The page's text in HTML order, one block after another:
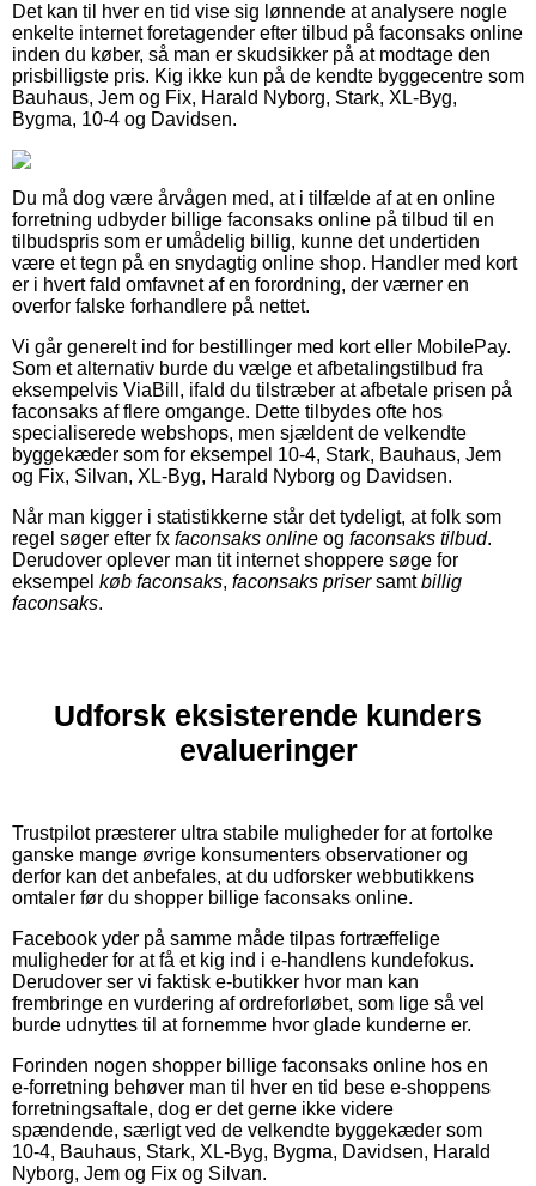
Det kan til hver en tid vise sig lønnende at analysere nogle
enkelte internet foretagender efter tilbud på faconsaks online
inden du køber, så man er skudsikker på at modtage den
prisbilligste pris. Kig ikke kun på de kendte byggecentre som
Bauhaus, Jem og Fix, Harald Nyborg, Stark, XL-Byg,
Bygma, 10-4 og Davidsen.
Du må dog være årvågen med, at i tilfælde af at en online
forretning udbyder billige faconsaks online på tilbud til en
tilbudspris som er umådelig billig, kunne det undertiden
være et tegn på en snydagtig online shop. Handler med kort
er i hvert fald omfavnet af en forordning, der værner en
overfor falske forhandlere på nettet.
Vi går generelt ind for bestillinger med kort eller MobilePay.
Som et alternativ burde du vælge et afbetalingstilbud fra
eksempelvis ViaBill, ifald du tilstræber at afbetale prisen på
faconsaks af flere omgange. Dette tilbydes ofte hos
specialiserede webshops, men sjældent de velkendte
byggekæder som for eksempel 10-4, Stark, Bauhaus, Jem
og Fix, Silvan, XL-Byg, Harald Nyborg og Davidsen.
Når man kigger i statistikkerne står det tydeligt, at folk som
regel søger efter fx faconsaks online og faconsaks tilbud.
Derudover oplever man tit internet shoppere søge for
eksempel køb faconsaks, faconsaks prisersamtbillig
faconsaks.
Udforsk eksisterende kunders
evalueringer
Trustpilot præsterer ultra stabile muligheder for at fortolke
ganske mange øvrige konsumenters observationer og
derfor kan det anbefales, at du udforsker webbutikkens
omtaler før du shopper billige faconsaks online.
Facebook yder på samme måde tilpas fortræffelige
muligheder for at få et kig ind i e-handlens kundefokus.
Derudover ser vi faktisk e-butikker hvor man kan
frembringe en vurdering af ordreforløbet, som lige så vel
burde udnyttes til at fornemme hvor glade kunderne er.
Forinden nogen shopper billige faconsaks online hos en
e-forretning behøver man til hver en tid bese e-shoppens
forretningsaftale, dog er det gerne ikke videre
spændende, særligt ved de velkendte byggekæder som
10-4, Bauhaus, Stark, XL-Byg, Bygma, Davidsen, Harald
Nyborg, Jem og Fix og Silvan.